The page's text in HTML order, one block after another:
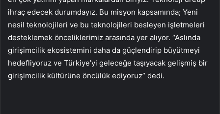
ihraç edecek durumdayız. Bu misyon kapsamında; Yeni
nesil teknolojileri ve bu teknolojileri besleyen işletmeleri
desteklemek önceliklerimiz arasında yer alıyor. “Aslında
girişimcilik ekosistemini daha da güçlendirip büyütmeyi
hedefliyoruz ve Türkiye’yi geleceğe taşıyacak gelişmiş bir
girişimcilik kültürüne öncülük ediyoruz” dedi.